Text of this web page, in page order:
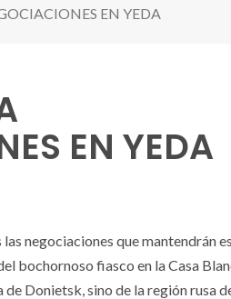
EN YEDA
EN YEDA
negociaciones que mantendrán
bochornoso fiasco en la Casa
Donietsk, sino de la región rusa